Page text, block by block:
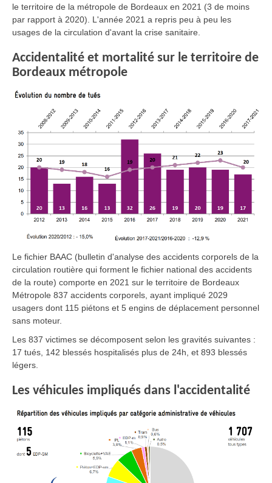
le territoire de la métropole de Bordeaux en 2021 (3 de moins
par rapport à 2020). L'année 2021 a repris peu à peu les
usages de la circulation d'avant la crise sanitaire.
Accidentalité et mortalité sur le territoire de
Bordeaux métropole
Le fichier BAAC (bulletin d'analyse des accidents corporels de la
circulation routière qui forment le fichier national des accidents
de la route) comporte en 2021 sur le territoire de Bordeaux
Métropole 837 accidents corporels, ayant impliqué 2029
usagers dont 115 piétons et 5 engins de déplacement personnel
sans moteur.
Les 837 victimes se décomposent selon les gravités suivantes :
17 tués, 142 blessés hospitalisés plus de 24h, et 893 blessés
légers.
Les véhicules impliqués dans l'accidentalité